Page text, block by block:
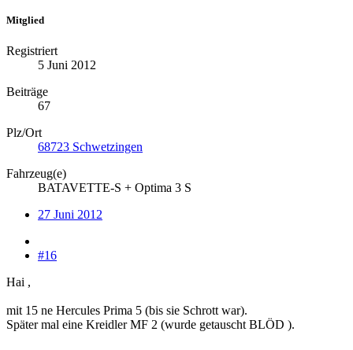
Mitglied
Registriert
5 Juni 2012
Beiträge
67
Plz/Ort
68723 Schwetzingen
Fahrzeug(e)
BATAVETTE-S + Optima 3 S
27 Juni 2012
#16
Hai ,
mit 15 ne Hercules Prima 5 (bis sie Schrott war).
Später mal eine Kreidler MF 2 (wurde getauscht BLÖD ).